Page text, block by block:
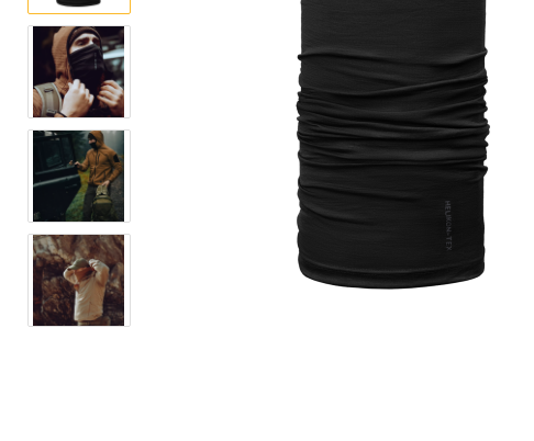
US Army Abzeichen
Bushcraft Line
Pouches
Rucksäcke
Taschen